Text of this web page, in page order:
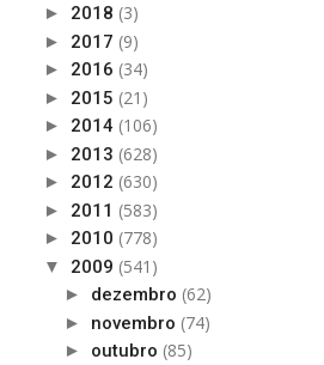
► 2018 (3)
► 2017 (9)
► 2016 (34)
► 2015 (21)
► 2014 (106)
► 2013 (628)
► 2012 (630)
► 2011 (583)
► 2010 (778)
▼ 2009 (541)
► dezembro (62)
► novembro (74)
► outubro (85)